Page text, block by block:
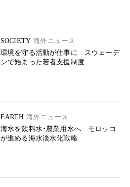
SOCIETY 海外ニュース
環境を守る活動が仕事に スウェーデ
ンで始まった若者支援制度
EARTH 海外ニュース
海水を飲料水・農業用水へ モロッコ
が進める海水淡水化戦略